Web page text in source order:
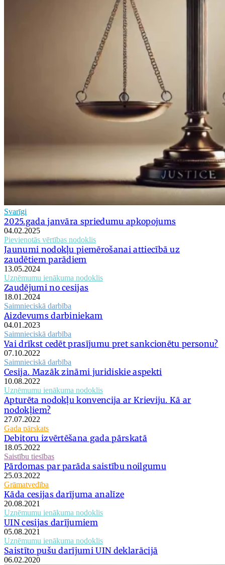
Svarīgi
2025.gada janvāra spriedumu apkopojums
04.02.2025
Pievienotās vērtības nodoklis
Jaunumi nodokļu piemērošanai attiecībā uz
zaudētiem parādiem
13.05.2024
Uzņēmumu ienākuma nodoklis
Zaudējumi no cesijas
18.01.2024
Saimnieciskā darbība
Aizdevums darbiniekam
04.01.2023
Saimnieciskā darbība
Vai drīkst cedēt prasījumu pret sankcionētu personu?
07.10.2022
Saimnieciskā darbība
Cesija. Mazāk zināmi juridiskie aspekti
10.08.2022
Uzņēmumu ienākuma nodoklis
Apturēta nodokļu konvencija ar Krieviju. Kā ar
nodokļiem?
27.07.2022
Gada pārskats
Debitoru izvērtēšana gada pārskatā
18.05.2022
Saistību tiesības
Pārdomas par parāda saistību noilgumu
25.03.2022
Grāmatvedība
Kāda cesijas darījuma analīze
20.08.2021
Uzņēmumu ienākuma nodoklis
UIN cesijas darījumiem
05.08.2021
Uzņēmumu ienākuma nodoklis
Saistīto pušu darījumi UIN deklarācijā
06.02.2020